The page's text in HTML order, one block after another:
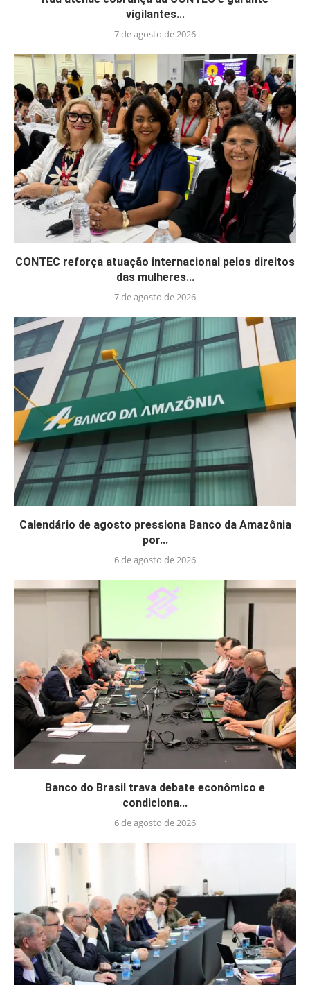
vigilantes...
7 de agosto de 2026
CONTEC reforça atuação internacional pelos direitos
das mulheres...
7 de agosto de 2026
Calendário de agosto pressiona Banco da Amazônia
por...
6 de agosto de 2026
Banco do Brasil trava debate econômico e
condiciona...
6 de agosto de 2026